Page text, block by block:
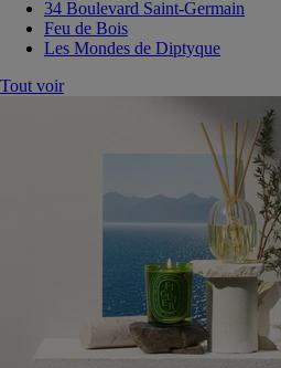
34 Boulevard Saint-Germain
Feu de Bois
Les Mondes de Diptyque
Tout voir